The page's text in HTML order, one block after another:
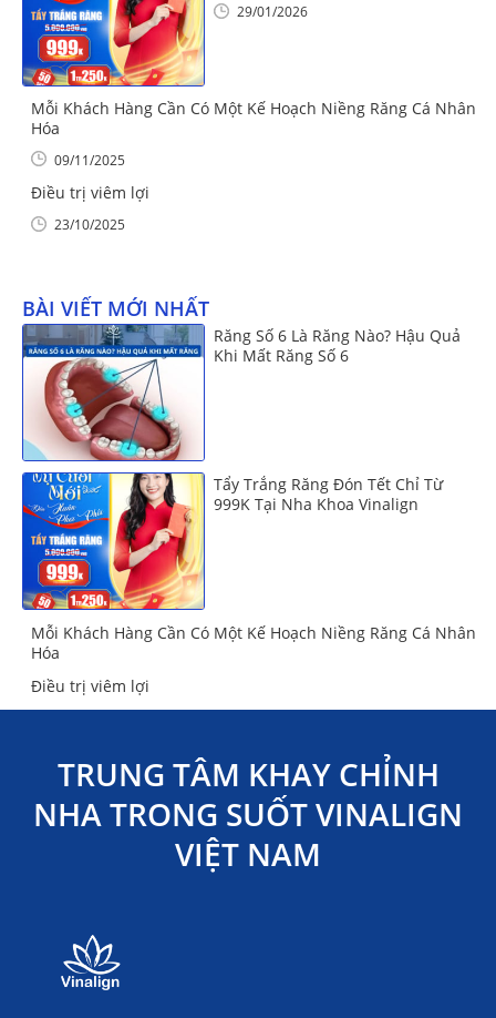
29/01/2026
Mỗi Khách Hàng Cần Có Một Kế Hoạch Niềng Răng Cá Nhân
Hóa
09/11/2025
Điều trị viêm lợi
23/10/2025
BÀI VIẾT MỚI NHẤT
Răng Số 6 Là Răng Nào? Hậu Quả
Khi Mất Răng Số 6
Tẩy Trắng Răng Đón Tết Chỉ Từ
999K Tại Nha Khoa Vinalign
Mỗi Khách Hàng Cần Có Một Kế Hoạch Niềng Răng Cá Nhân
Hóa
Điều trị viêm lợi
TRUNG TÂM KHAY CHỈNH
NHA TRONG SUỐT VINALIGN
VIỆT NAM